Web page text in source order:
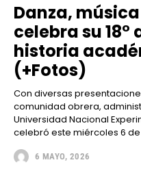
Danza,
celebra su
historia
(+Fotos)
Con diversas
comunidad obrera,
Universidad Nacional
celebró este miércoles 6 de
6 MAYO, 2026